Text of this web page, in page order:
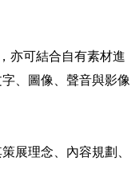
亦可結合自有素材進
、圖像、聲音與影像
展理念、內容規劃、